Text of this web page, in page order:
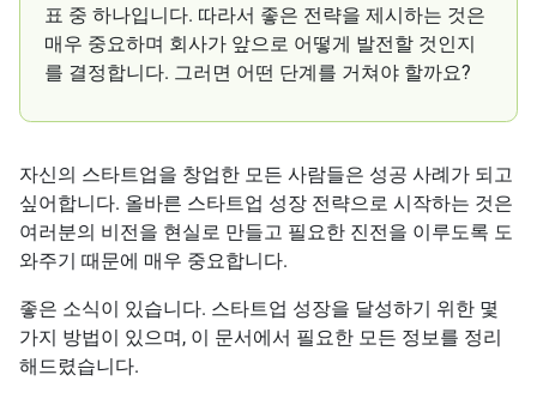
표 중 하나입니다. 따라서 좋은 전략을 제시하는 것은
매우 중요하며 회사가 앞으로 어떻게 발전할 것인지
를 결정합니다. 그러면 어떤 단계를 거쳐야 할까요?
자신의 스타트업을 창업한 모든 사람들은 성공 사례가 되고
싶어합니다. 올바른 스타트업 성장 전략으로 시작하는 것은
여러분의 비전을 현실로 만들고 필요한 진전을 이루도록 도
와주기 때문에 매우 중요합니다.
좋은 소식이 있습니다. 스타트업 성장을 달성하기 위한 몇
가지 방법이 있으며, 이 문서에서 필요한 모든 정보를 정리
해드렸습니다.